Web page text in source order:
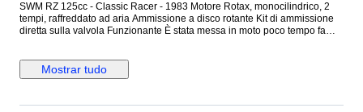
SWM RZ 125cc - Classic Racer - 1983 Motore Rotax, monocilindrico, 2
tempi, raffreddato ad aria Ammissione a disco rotante Kit di ammissione
diretta sulla valvola Funzionante È stata messa in moto poco tempo fa
Mostrar tudo